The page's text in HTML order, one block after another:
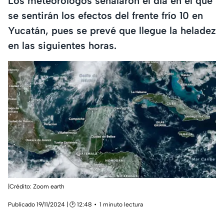
se sentirán los efectos del frente frío 10 en
Yucatán, pues se prevé que llegue la heladez
en las siguientes horas.
|Crédito: Zoom earth
Publicado 19/11/2024 | 🕑 12:48
1 minuto lectura